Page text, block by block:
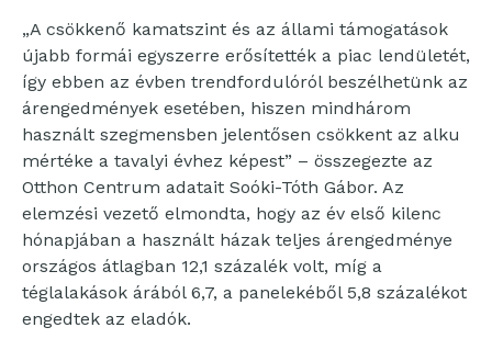
„A csökkenő kamatszint és az állami támogatások
újabb formái egyszerre erősítették a piac lendületét,
így ebben az évben trendfordulóról beszélhetünk az
árengedmények esetében, hiszen mindhárom
használt szegmensben jelentősen csökkent az alku
mértéke a tavalyi évhez képest” – összegezte az
Otthon Centrum adatait Soóki-Tóth Gábor. Az
elemzési vezető elmondta, hogy az év első kilenc
hónapjában a használt házak teljes árengedménye
országos átlagban 12,1 százalék volt, míg a
téglalakások árából 6,7, a panelekéből 5,8 százalékot
engedtek az eladók.